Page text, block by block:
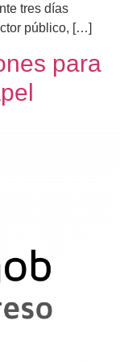
tres días
público, […]
para